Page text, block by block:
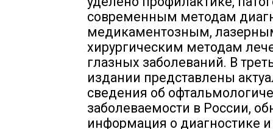
современным методам
медикаментозным,
хирургическим методам
глазных заболеваний. В
издании представлены
сведения об
заболеваемости в России,
информация о диагностике